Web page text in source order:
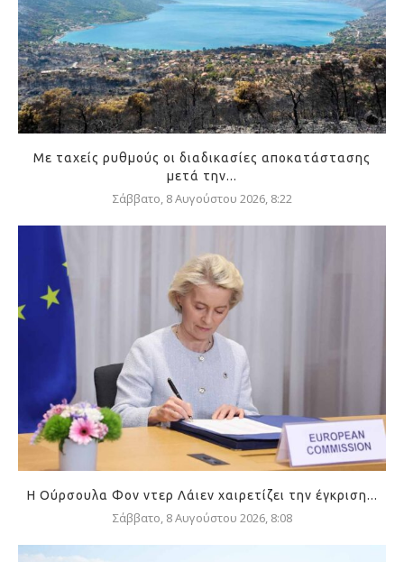
Με ταχείς ρυθμούς οι διαδικασίες αποκατάστασης
μετά την...
Σάββατο, 8 Αυγούστου 2026, 8:22
Η Ούρσουλα Φον ντερ Λάιεν χαιρετίζει την έγκριση...
Σάββατο, 8 Αυγούστου 2026, 8:08